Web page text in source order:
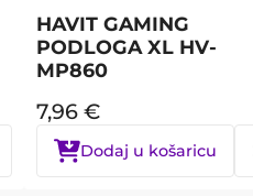
HAVIT GAMING
PODLOGA XL HV-
MP860
7,96 €
Dodaj u košaricu